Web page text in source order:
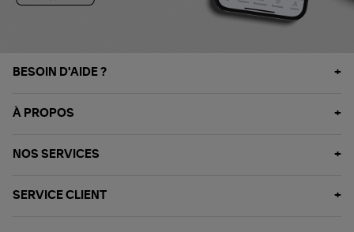
BESOIN D'AIDE ?
À PROPOS
NOS SERVICES
SERVICE CLIENT